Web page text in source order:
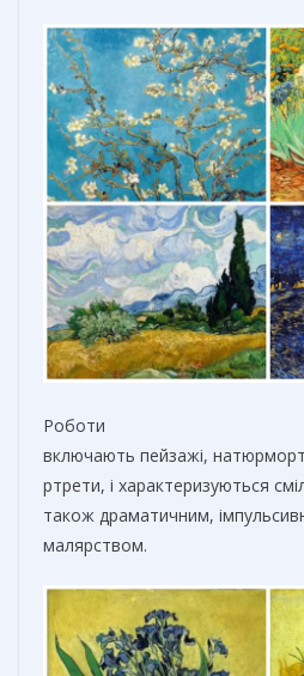
Роботи
включають пейзажі,
ртрети, і характеризуються
також драматичним,
малярством.